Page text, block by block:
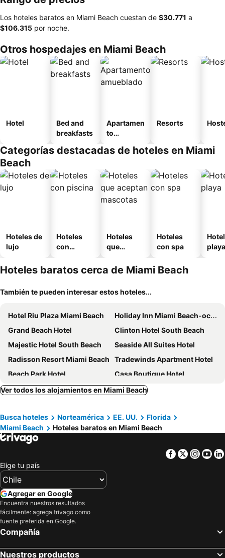
Los hoteles baratos en Miami Beach cuestan de ‎$30.771 a
‎$106.315 por noche.
Otros hospedajes en Miami Beach
Hotel
Bed and
breakfasts
Apartamen
to
o
Resorts
Categorías destacadas de hoteles en Miami
Beach
Hoteles de
lujo
Hoteles
con
Hoteles
que
mascotas
Hoteles
con spa
playa
Hoteles baratos cerca de Miami Beach
También te pueden interesar estos hoteles...
Hotel Riu Plaza Miami Beach
Holiday Inn Miami Beach-oceanfront By Ihg
Grand Beach Hotel
Clinton Hotel South Beach
Majestic Hotel South Beach
Seaside All Suites Hotel
Radisson Resort Miami Beach
Tradewinds Apartment Hotel
Beach Park Hotel
Casa Boutique Hotel
Chesterfield Hotel & Suites
Doral Inn & Suites Miami Airport West
The Gates Hotel South Beach
Crest Hotel Suites
Aqua Hotel & Suites
Beachside All Suites Hotel
Sherry Frontenac Oceanfront Hotel
Miami Gardens Inn & Suites
Hotel Continental Miami Beach, Tapestry Collection by Hilton
Tru by Hilton Miami West Brickell
Viajero Miami
Hotel Rendale Miami Beach
Hilton Miami Airport Blue Lagoon
Cadillac Hotel & Beach Club, Autograph Collection
Ocean Reef Suites
Holiday Inn Express Miami Airport-blue Lagoon Area By Ihg
Ver todos los alojamientos en Miami Beach
Busca hoteles Norteamérica EE. UU.
Florida
Miami Beach
Hoteles baratos en Miami Beach
Facebook
Twitter
Elige tu país
Agregar en Google
Encuentra nuestros resultados
fácilmente: agrega trivago como
fuente preferida en Google.
Compañía
Nuestros productos